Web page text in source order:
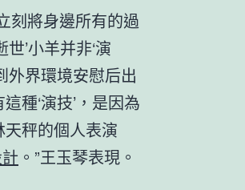
刻將身邊所有的過
’小羊并非‘演
外界環境安慰后出
種‘演技’，是因為
秤的個人表演
。”王玉琴表現。